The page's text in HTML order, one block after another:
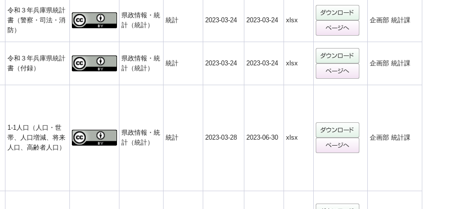
令和３年兵庫県統計
書（警察・司法・消
防）
県政情報・統
計（統計）
統計 2023-03-24 2023-03-24 xlsx 企画部 統計課
令和３年兵庫県統計
書（付録）
県政情報・統
計（統計）
統計 2023-03-24 2023-03-24 xlsx 企画部 統計課
1-1人口（人口・世
帯、人口増減、将来
人口、高齢者人口）
県政情報・統
計（統計）
統計 2023-03-28 2023-06-30 xlsx 企画部 統計課